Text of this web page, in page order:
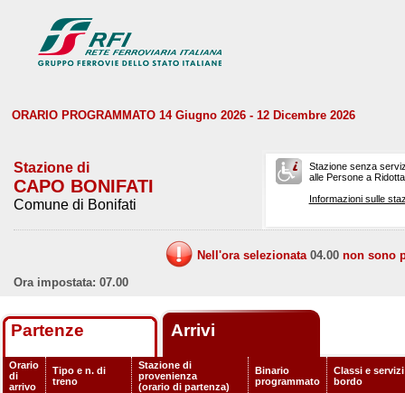
ORARIO PROGRAMMATO 14 Giugno 2026 - 12 Dicembre 2026
Stazione di
CAPO BONIFATI
Comune di Bonifati
Stazione senza
alle Persone a
Informazioni sulle
Nell'ora selezionata 04.00 non sono
Ora impostata: 07.00
Partenze Arrivi
Orario
di
arrivo
Tipo e n. di
treno
Stazione di
provenienza
(orario di partenza)
Binario
programmato
Classi e servizi
bordo